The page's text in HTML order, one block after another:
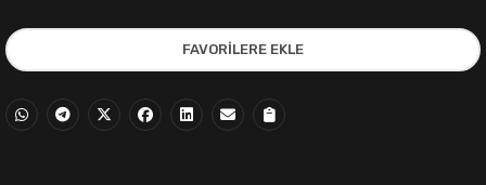
399,00₺.fiyat:
349,00₺.
FAVORILERE EKLE